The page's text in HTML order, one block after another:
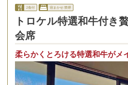
2食付 宿まかせ:禁煙
トロケル特選和牛付き
会席
柔らかくとろける特選和牛がメ